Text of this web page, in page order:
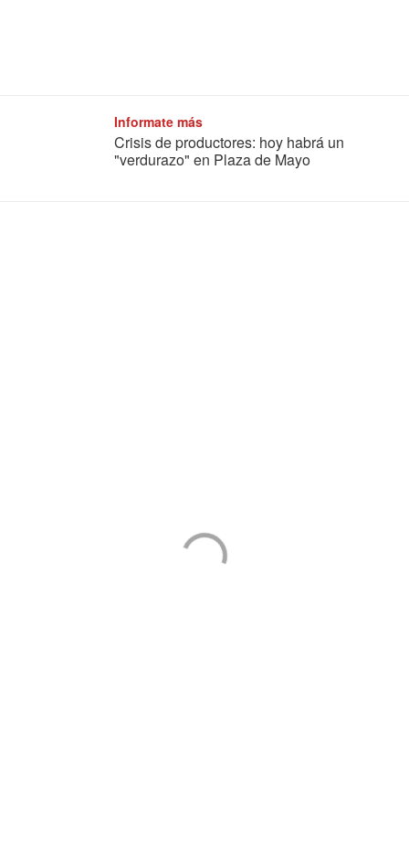
Informate más
Crisis de productores: hoy habrá un
"verdurazo" en Plaza de Mayo